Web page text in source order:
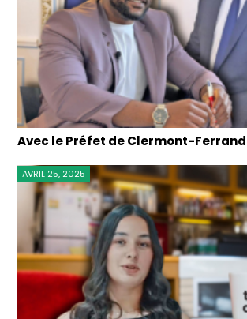
Avec le Préfet de Clermont-Ferrand
AVRIL 25, 2025